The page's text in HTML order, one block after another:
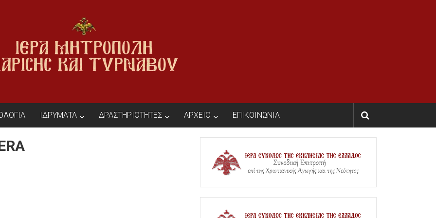
ΙΔΡΥΜΑΤΑ ΔΡΑΣΤΗΡΙΟΤΗΤΕΣ ΑΡΧΕΙΟ ΕΠΙΚΟΙΝΩΝΙΑ